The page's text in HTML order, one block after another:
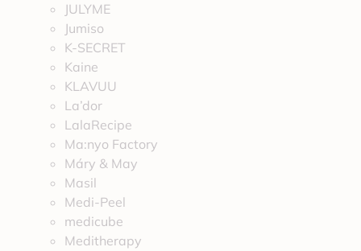
JULYME
Jumiso
K-SECRET
Kaine
KLAVUU
La’dor
LalaRecipe
Ma:nyo Factory
Máry & May
Masil
Medi-Peel
medicube
Meditherapy